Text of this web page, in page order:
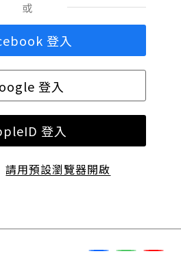
或
登入
登入
登入
請用預設瀏覽器開啟